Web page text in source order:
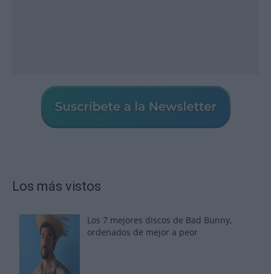
Los más vistos
Los 7 mejores discos de Bad Bunny,
ordenados de mejor a peor